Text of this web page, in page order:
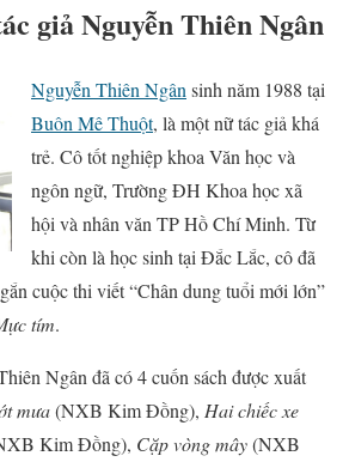
giả Nguyễn Thiên Ngân
Nguyễn Thiên Ngân sinh năm 1988 tại
Buôn Mê Thuột, là một nữ tác giả khá
trẻ. Cô tốt nghiệp khoa Văn học và
ngôn ngữ, Trường ĐH Khoa học xã
hội và nhân văn TP Hồ Chí Minh. Từ
khi còn là học sinh tại Đắc Lắc, cô đã
cuộc thi viết “Chân dung tuổi mới lớn”
tím.
Ngân đã có 4 cuốn sách được xuất
mưa(NXB Kim Đồng), Hai chiếc xe
Kim Đồng), Cặp vòng mây(NXB